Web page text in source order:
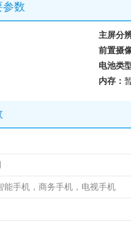
参数
主屏分
前置摄
电池类
内存：
能手机，商务手机，电视手机